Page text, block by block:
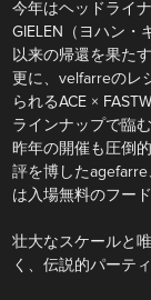
今年はヘッドライ
GIELEN（ヨハン・
以来の帰還を果たす
更に、velfarreのレ
られるACE ×
ラインナップで臨
昨年の開催も圧倒
評を博した
は入場無料のフー
壮大なスケールと
く、伝説的パーテ